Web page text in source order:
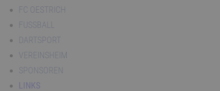
FC OESTRICH
FUSSBALL
DARTSPORT
VEREINSHEIM
SPONSOREN
LINKS